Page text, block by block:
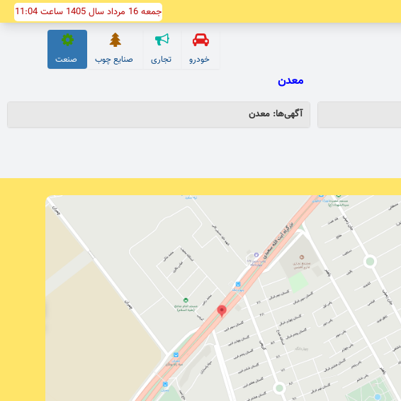
جمعه 16 مرداد سال 1405 ساعت 11:04
صنعت صنایع چوب تجاری خودرو
معدن
آگهی‌ها: معدن